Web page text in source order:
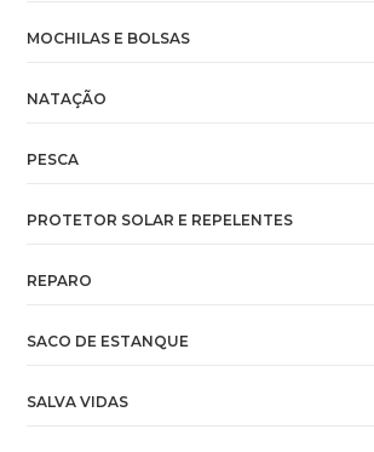
MOCHILAS E BOLSAS
NATAÇÃO
PESCA
PROTETOR SOLAR E REPELENTES
REPARO
SACO DE ESTANQUE
SALVA VIDAS